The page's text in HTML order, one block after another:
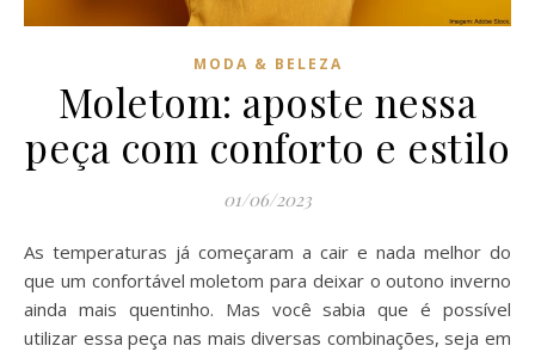
MODA & BELEZA
Moletom: aposte nessa
peça com conforto e estilo
01/06/2023
As temperaturas já começaram a cair e nada melhor do
que um confortável moletom para deixar o outono inverno
ainda mais quentinho. Mas você sabia que é possível
utilizar essa peça nas mais diversas combinações, seja em